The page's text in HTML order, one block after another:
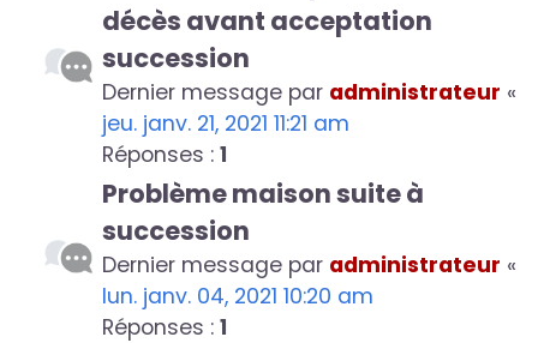
décès avant acceptation
succession
Dernier message par administrateur «
jeu. janv. 21, 2021 11:21 am
Réponses : 1
Problème maison suite à
succession
Dernier message par administrateur «
lun. janv. 04, 2021 10:20 am
Réponses : 1